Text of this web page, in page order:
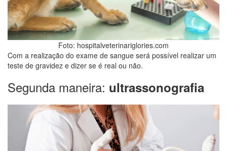
Foto: hospitalveterinariglories.com
Com a realização do exame de sangue será possível realizar um
teste de gravidez e dizer se é real ou não.
Segunda maneira: ultrassonografia